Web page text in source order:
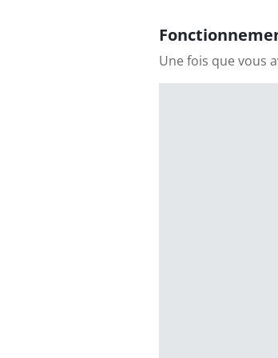
Une fois que vous